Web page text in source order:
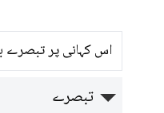
اس کہانی پر تبصرے
تبصرے